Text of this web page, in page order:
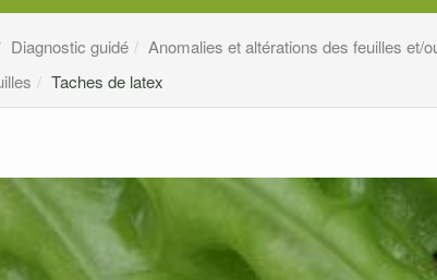
Diagnostic guidé Anomalies et altérations des feuilles et/
Taches de latex